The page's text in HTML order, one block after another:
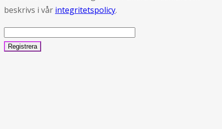
beskrivs i vår integritetspolicy.